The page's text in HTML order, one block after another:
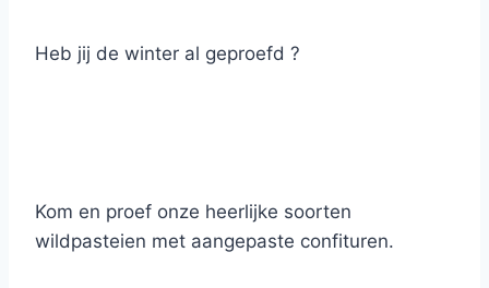
Heb jij de winter al geproefd ?
Kom en proef onze heerlijke soorten
wildpasteien met aangepaste confituren.